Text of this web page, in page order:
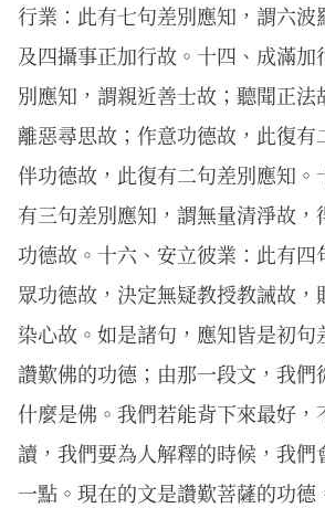
行業：此有七句差別應知，謂六波
及四攝事正加行故。十四、成滿加
別應知，謂親近善士故；聽聞正法
離惡尋思故；作意功德故，此復有
伴功德故，此復有二句差別應知。
有三句差別應知，謂無量清淨故
功德故。十六、安立彼業：此有四
眾功德故，決定無疑教授教誡故，
染心故。如是諸句，應知皆是初句
讚歎佛的功德；由那一段文，我們
什麼是佛。我們若能背下來最好，
讀，我們要為人解釋的時候，我們
一點。現在的文是讚歎菩薩的功德